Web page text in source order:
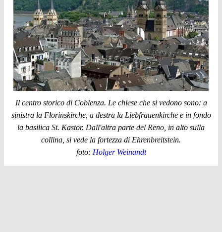
Il centro storico di Coblenza. Le chiese che si vedono sono: a
sinistra la Florinskirche, a destra la Liebfrauenkirche e in fondo
la basilica St. Kastor. Dall'altra parte del Reno, in alto sulla
collina, si vede la fortezza di Ehrenbreitstein.
foto: Holger Weinandt